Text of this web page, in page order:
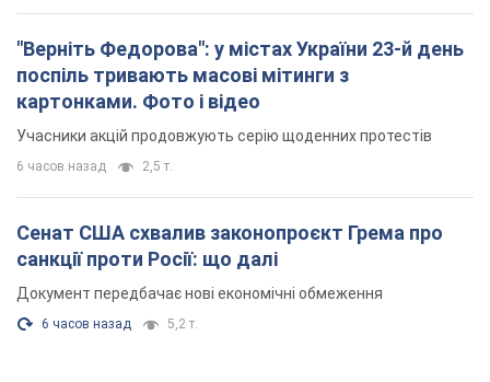
"Верніть Федорова": у містах України 23-й день
поспіль тривають масові мітинги з
картонками. Фото і відео
Учасники акцій продовжують серію щоденних протестів
6 часов назад 2,5 т.
Сенат США схвалив законопроєкт Грема про
санкції проти Росії: що далі
Документ передбачає нові економічні обмеження
6 часов назад 5,2 т.